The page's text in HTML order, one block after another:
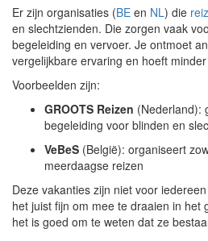
Er zijn organisaties (BE en NL) die
en slechtzienden. Die zorgen vaak
begeleiding en vervoer. Je ontmoet
vergelijkbare ervaring en hoeft
Voorbeelden zijn:
GROOTS Reizen (Nederland):
begeleiding voor blinden en
VeBeS (België): organiseert
meerdaagse reizen
Deze vakanties zijn niet voor
het juist fijn om mee te draaien in het
het is goed om te weten dat ze